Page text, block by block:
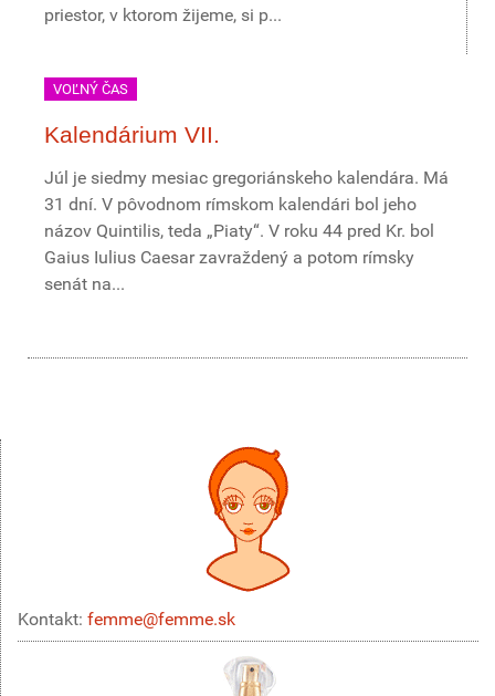
priestor, v ktorom žijeme, si p...
VOĽNÝ ČAS
Kalendárium VII.
Júl je siedmy mesiac gregoriánskeho kalendára. Má
31 dní. V pôvodnom rímskom kalendári bol jeho
názov Quintilis, teda „Piaty“. V roku 44 pred Kr. bol
Gaius Iulius Caesar zavraždený a potom rímsky
senát na...
Kontakt: femme@femme.sk